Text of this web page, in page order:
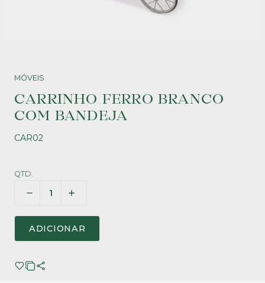
MÓVEIS
CARRINHO FERRO BRANCO
COM BANDEJA
CAR02
QTD.
ADICIONAR